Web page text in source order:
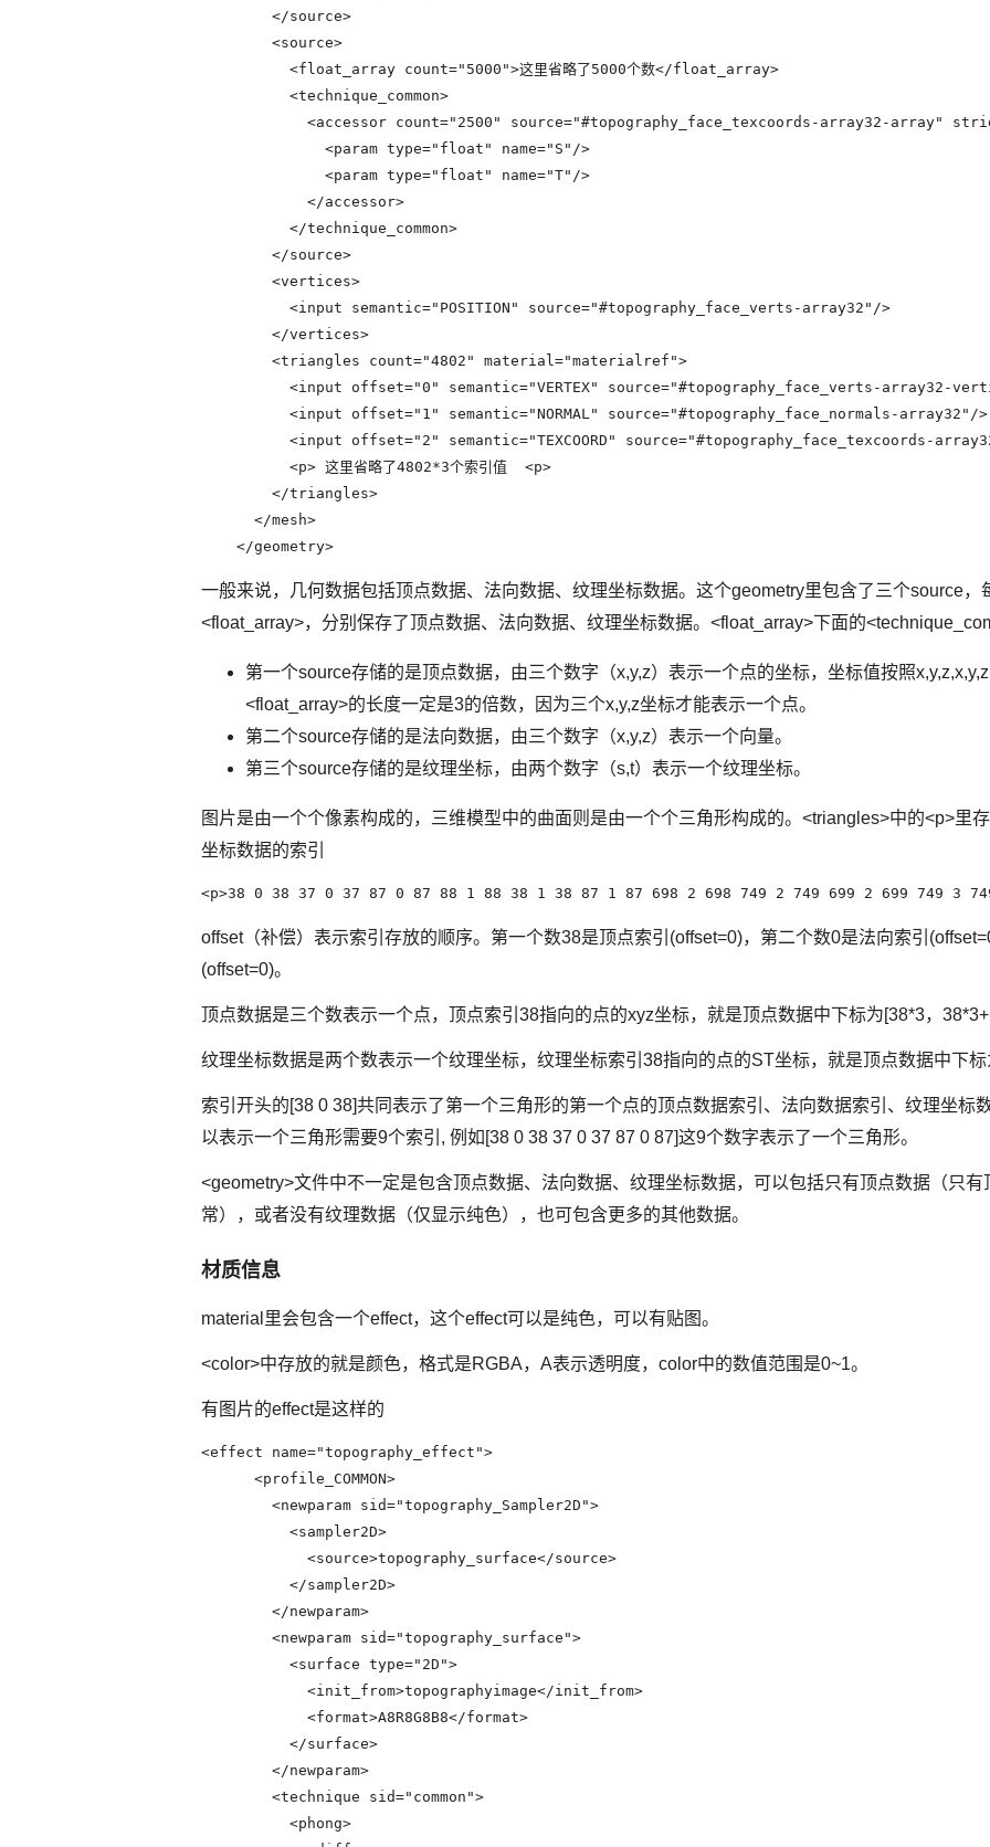
        </source>
        <source>
          <float_array count="5000">这里省略了5000个数</float_array>
          <technique_common>
<accessor count="2500" source="#topography_face_texcoords-array32-array"
              <param type="float" name="S"/>
              <param type="float" name="T"/>
            </accessor>
          </technique_common>
        </source>
        <vertices>
          <input semantic="POSITION" source="#topography_face_verts-array32"/>
        </vertices>
        <triangles count="4802" material="materialref">
<input offset="0" semantic="VERTEX" source="#topography_face_verts-array32-
          <input offset="1" semantic="NORMAL" source="#topography_face_normals-array32"/>
<input offset="2" semantic="TEXCOORD" source="#topography_face_texcoords-
          <p> 这里省略了4802*3个索引值  <p>
        </triangles>
      </mesh>
    </geometry>
一般来说，几何数据包括顶点数据、法向数据、纹理坐标数据。这个geometry里包含了三个source，
<float_array>，分别保存了顶点数据、法向数据、纹理坐标数据。<float_array>下面的
第一个source存储的是顶点数据，由三个数字（x,y,z）表示一个点的坐标，坐标值按照
<float_array>的长度一定是3的倍数，因为三个x,y,z坐标才能表示一个点。
第二个source存储的是法向数据，由三个数字（x,y,z）表示一个向量。
第三个source存储的是纹理坐标，由两个数字（s,t）表示一个纹理坐标。
图片是由一个个像素构成的，三维模型中的曲面则是由一个个三角形构成的。<triangles>中的<p>里
坐标数据的索引
<p>38 0 38 37 0 37 87 0 87 88 1 88 38 1 38 87 1 87 698 2 698 749 2 749 699 2 699 749
offset（补偿）表示索引存放的顺序。第一个数38是顶点索引(offset=0)，第二个数0是法向索引
(offset=0)。
顶点数据是三个数表示一个点，顶点索引38指向的点的xyz坐标，就是顶点数据中下标为[38*3，
纹理坐标数据是两个数表示一个纹理坐标，纹理坐标索引38指向的点的ST坐标，就是顶点数据中下标
索引开头的[38 0 38]共同表示了第一个三角形的第一个点的顶点数据索引、法向数据索引、纹理坐标
以表示一个三角形需要9个索引, 例如[38 0 38 37 0 37 87 0 87]这9个数字表示了一个三角形。
<geometry>文件中不一定是包含顶点数据、法向数据、纹理坐标数据，可以包括只有顶点数据（只
常），或者没有纹理数据（仅显示纯色），也可包含更多的其他数据。
材质信息
material里会包含一个effect，这个effect可以是纯色，可以有贴图。
<color>中存放的就是颜色，格式是RGBA，A表示透明度，color中的数值范围是0~1。
有图片的effect是这样的
<effect name="topography_effect">
      <profile_COMMON>
        <newparam sid="topography_Sampler2D">
          <sampler2D>
            <source>topography_surface</source>
          </sampler2D>
        </newparam>
        <newparam sid="topography_surface">
          <surface type="2D">
            <init_from>topographyimage</init_from>
            <format>A8R8G8B8</format>
          </surface>
        </newparam>
        <technique sid="common">
          <phong>